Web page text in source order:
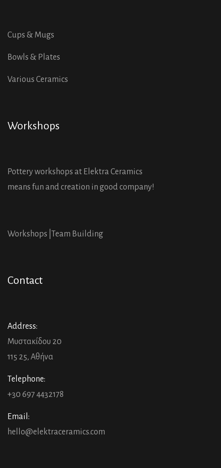
Cups & Mugs
Bowls & Plates
Various Ceramics
Workshops
Pottery workshops at Elektra Ceramics
means fun and creation in good company!
Workshops | Team Building
Contact
Address:
Μυστακίδου 20
115 25, Αθήνα
Telephone:
+30 697 4432178
Email:
hello@elektraceramics.com